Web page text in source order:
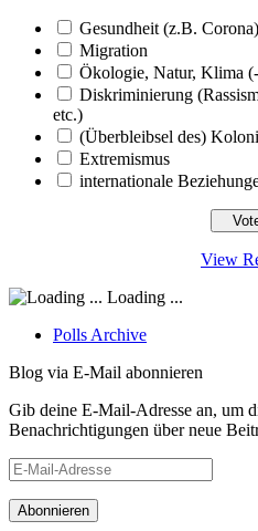
Gesundheit (z.B. Corona)
Migration
Ökologie, Natur, Klima
Diskriminierung
etc.)
(Überbleibsel des)
Extremismus
internationale
View
Loading ...
Polls Archive
Blog via E-Mail abonnieren
Gib deine E-Mail-Adresse an, um
Benachrichtigungen über neue
E-
Adresse